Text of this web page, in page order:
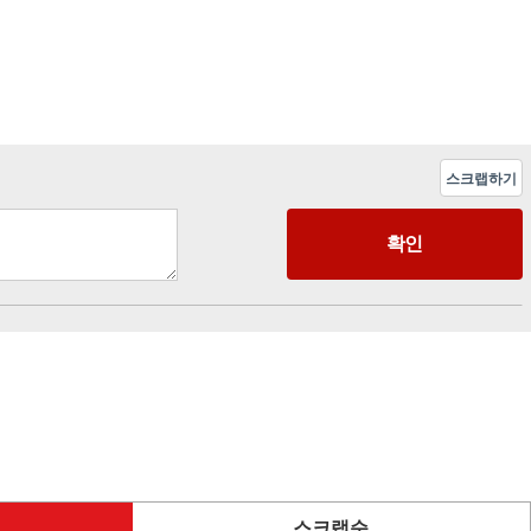
스크랩하기